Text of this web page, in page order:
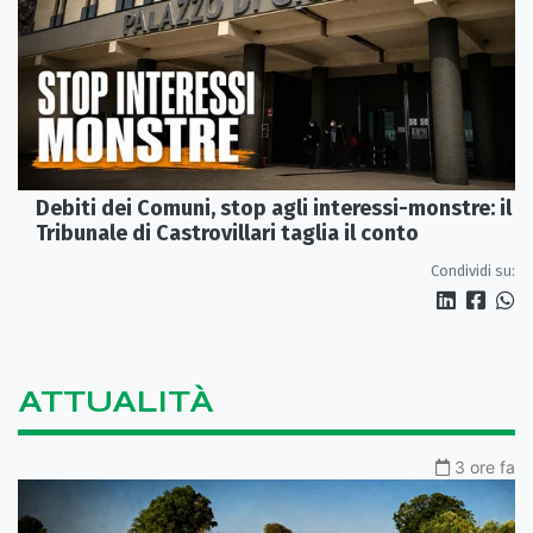
Debiti dei Comuni, stop agli interessi-monstre: il
Tribunale di Castrovillari taglia il conto
Condividi su:
ATTUALITÀ
3 ore fa